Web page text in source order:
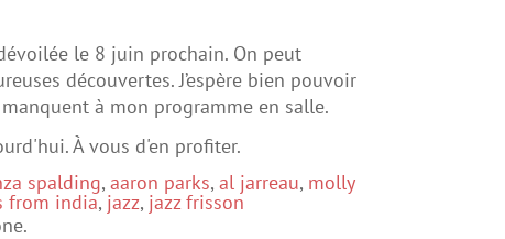
le 8 juin prochain. On peut
découvertes. J’espère bien pouvoir
à mon programme en salle.
À vous d'en profiter.
spalding, aaron parks, al jarreau, molly
from india, jazz, jazz frisson